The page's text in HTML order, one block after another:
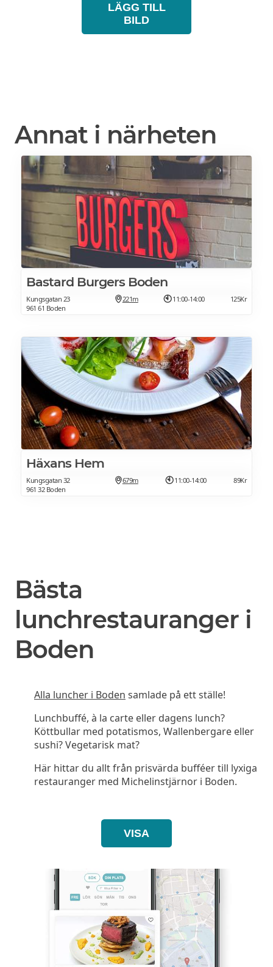
LÄGG TILL
BILD
Annat i närheten
Bastard Burgers Boden
Kungsgatan 23
961 61 Boden
221m 11:00-14:00 125Kr
Häxans Hem
Kungsgatan 32
961 32 Boden
679m 11:00-14:00 89Kr
Bästa
lunchrestauranger i
Boden
Alla luncher i Boden samlade på ett ställe!
Lunchbuffé, à la carte eller dagens lunch?
Köttbullar med potatismos, Wallenbergare eller
sushi? Vegetarisk mat?
Här hittar du allt från prisvärda bufféer till lyxiga
restauranger med Michelinstjärnor i Boden.
VISA